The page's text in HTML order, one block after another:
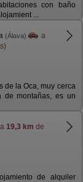
con baño
...
(Álava)
a
de la Oca, muy cerca
de montañas, es un
a 19,3 km de
de alquiler